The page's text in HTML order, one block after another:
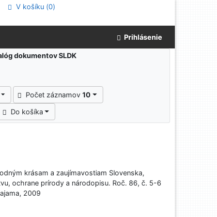
V košíku (0)
Prihlásenie
dokumentov SLDK
Počet záznamov10
Do košíka
krásam a zaujímavostiam Slovenska,
ochrane prírody a národopisu. Roč. 86, č. 5-6
2009